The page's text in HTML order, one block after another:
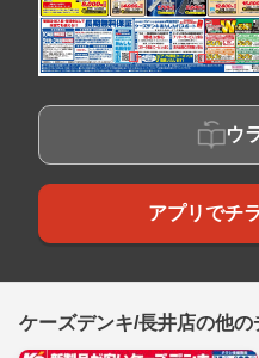
ウ
アプリでチ
ケーズデンキ/長井店の他の